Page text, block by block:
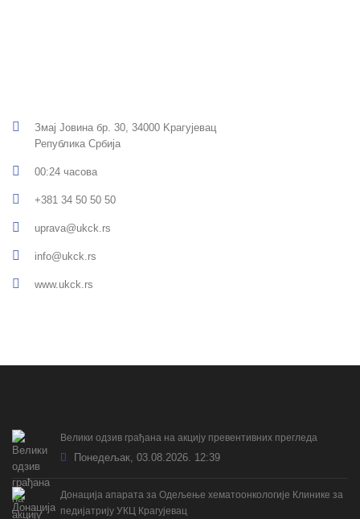
Змај Јовина бр. 30, 34000 Kрагујевац
Република Србија
00:24 часова
+381 34 50 50 50
uprava@ukck.rs
info@ukck.rs
www.ukck.rs
Велики одзив грађана на акцију превентивних прегледа
Понедељак, 03.08.2026. 12:39
Донација апарата за Одељење хематоонкологије Клинике за
педијатрију УКЦ Крагујевац